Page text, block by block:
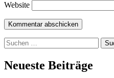
Website
Suchen
nach:
Neueste Beiträge